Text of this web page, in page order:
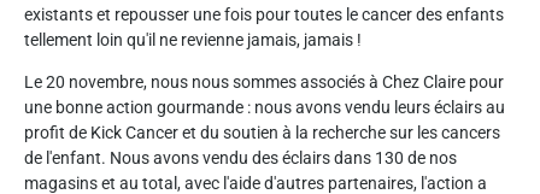
existants et repousser une fois pour toutes le cancer des enfants
tellement loin qu'il ne revienne jamais, jamais !
Le 20 novembre, nous nous sommes associés à Chez Claire pour
une bonne action gourmande : nous avons vendu leurs éclairs au
profit de Kick Cancer et du soutien à la recherche sur les cancers
de l'enfant. Nous avons vendu des éclairs dans 130 de nos
magasins et au total, avec l'aide d'autres partenaires, l'action a